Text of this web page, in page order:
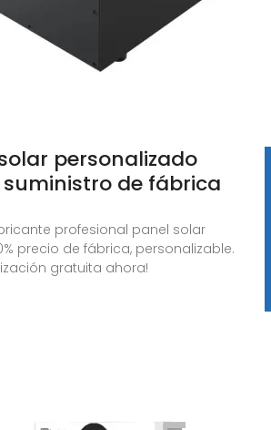
personalizado
de fábrica
profesional panel solar
precio de fábrica, personalizable.
gratuita ahora!